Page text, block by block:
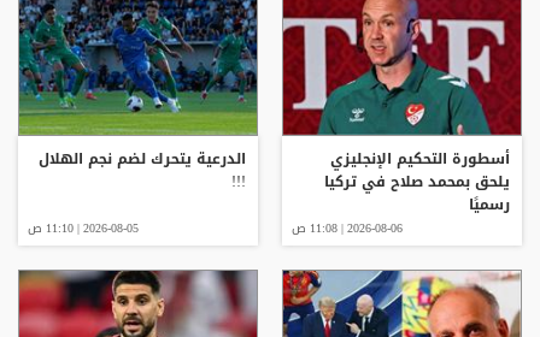
أسطورة التحكيم الإنجليزي
يلحق بمحمد صلاح في تركيا
رسميًا
2026-08-06 | 11:08 ص
الدرعية يتحرك لضم نجم الهلال
!!!
2026-08-05 | 11:10 ص